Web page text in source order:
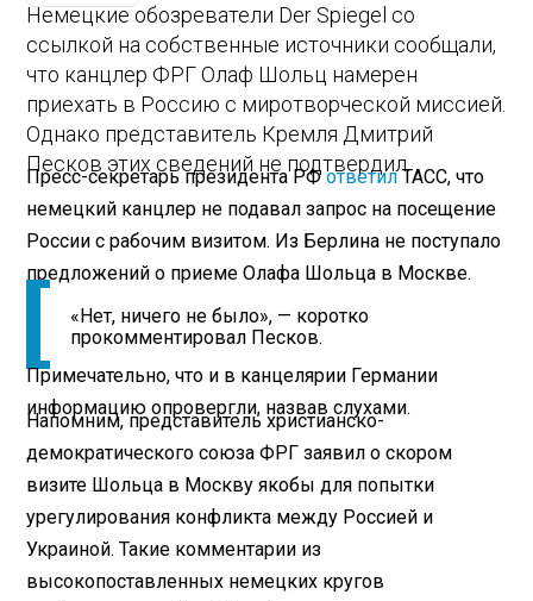
Немецкие обозреватели Der Spiegel со
ссылкой на собственные источники сообщали,
что канцлер ФРГ Олаф Шольц намерен
приехать в Россию с миротворческой миссией.
Однако представитель Кремля Дмитрий
Песков этих сведений не подтвердил.
Пресс-секретарь президента РФответилТАСС, что
немецкий канцлер не подавал запрос на посещение
России с рабочим визитом. Из Берлина не поступало
предложений о приеме Олафа Шольца в Москве.
«Нет, ничего не было», — коротко
прокомментировал Песков.
Примечательно, что и в канцелярии Германии
информацию опровергли, назвав слухами.
Напомним, представитель христианско-
демократического союза ФРГ заявил о скором
визите Шольца в Москву якобы для попытки
урегулирования конфликта между Россией и
Украиной. Такие комментарии из
высокопоставленных немецких кругов